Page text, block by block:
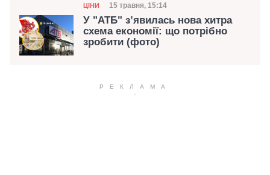
Категорія
ЦІНИ Дата публікації
15 травня, 15:14
У "АТБ" з’явилась нова хитра
схема економії: що потрібно
зробити (фото)